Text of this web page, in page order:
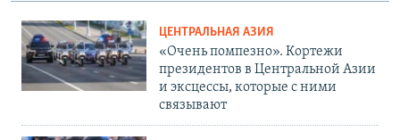
ЦЕНТРАЛЬНАЯ АЗИЯ
«Очень помпезно». Кортежи
президентов в Центральной Азии
и эксцессы, которые с ними
связывают